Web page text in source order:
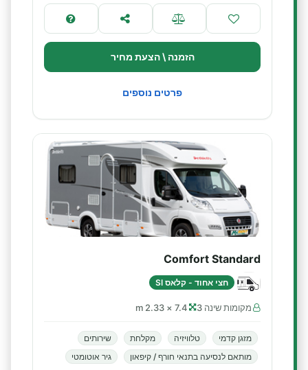
הזמנה \ הצעת מחיר
פרטים נוספים
Comfort Standard
חצי אחוד - קלאס SI
מקומות שינה 3 7.4 × 2.33 m
מזגן קדמי טלוויזיה מקלחת
שירותים
מותאם לנסיעה בתנאי חורף / קיפאון
גיר אוטומטי